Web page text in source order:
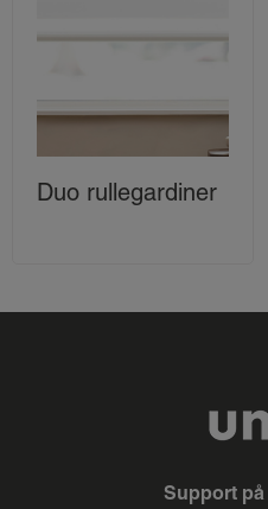
Duo rullegardiner
Support på